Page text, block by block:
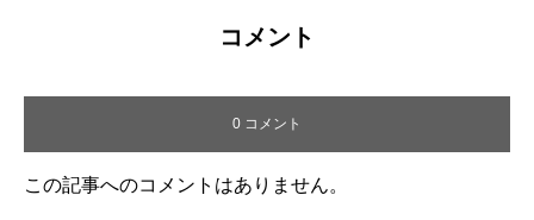
コメント
0 コメント
この記事へのコメントはありません。